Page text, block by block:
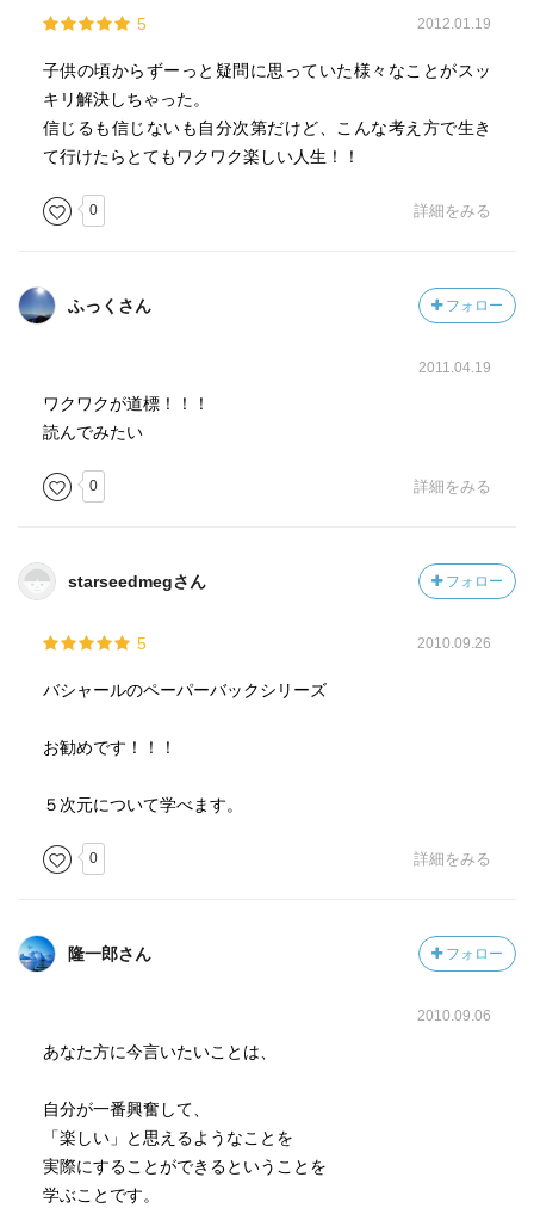
5 2012.01.19
子供の頃からずーっと疑問に思っていた様々なことがスッ
キリ解決しちゃった。
信じるも信じないも自分次第だけど、こんな考え方で生き
て行けたらとてもワクワク楽しい人生！！
0 詳細をみる
ふっくさん フォロー
2011.04.19
ワクワクが道標！！！
読んでみたい
0 詳細をみる
starseedmegさん フォロー
5 2010.09.26
バシャールのペーパーバックシリーズ
お勧めです！！！
５次元について学べます。
0 詳細をみる
隆一郎さん フォロー
2010.09.06
あなた方に今言いたいことは、
自分が一番興奮して、
「楽しい」と思えるようなことを
実際にすることができるということを
学ぶことです。